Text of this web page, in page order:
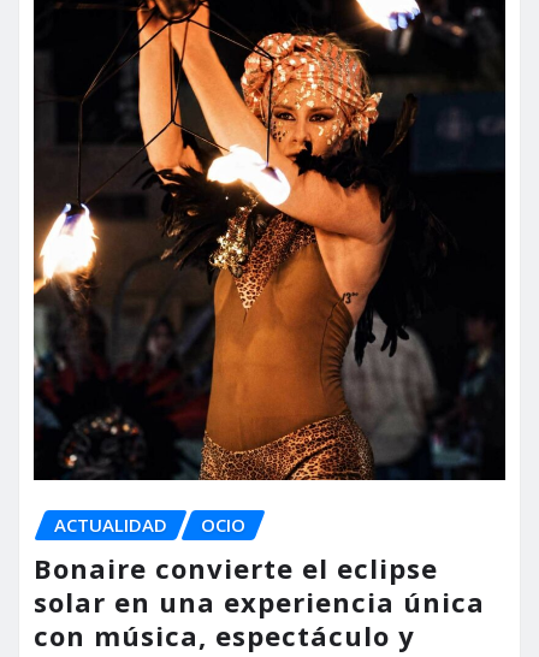
ACTUALIDAD OCIO
Bonaire convierte el eclipse
solar en una experiencia única
con música, espectáculo y